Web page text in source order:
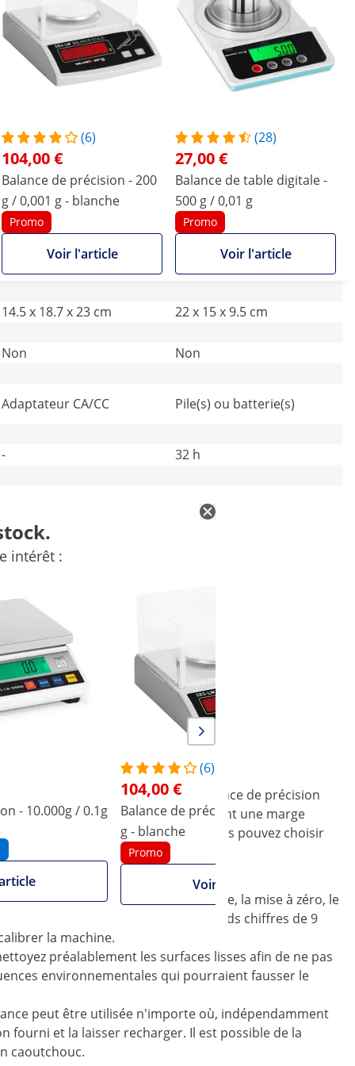
(6)
104,00 €
Balance de précision - 200
g / 0,001 g - blanche
Promo
Voir l'article
(28)
27,00 €
Balance de table digitale -
500 g / 0,01 g
Promo
Voir l'article
14.5 x 18.7 x 23 cm 22 x 15 x 9.5 cm
Non Non
Adaptateur CA/CC Pile(s) ou batterie(s)
- 32 h
intérêt :
- 10.000g / 0.1g
(6)
104,00 €
Balance de précision - 200 g / 0,001
g - blanche
Promo
Voir l'article
plus précis? Avec cette balance de précision
exigences de précision. Présentant une marge
sans faille. Selon vos besoins, vous pouvez choisir
de pourcentage, la fonction tare, la mise à zéro, le
RS-232. L'écran LCD avec des grands chiffres de 9
la machine.
préalablement les surfaces lisses afin de ne pas
environnementales qui pourraient fausser le
peut être utilisée n'importe où, indépendamment
fourni et la laisser recharger. Il est possible de la
caoutchouc.